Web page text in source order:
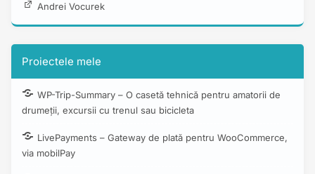
Andrei Vocurek
Proiectele mele
WP-Trip-Summary – O casetă tehnică pentru amatorii de
drumeții, excursii cu trenul sau bicicleta
LivePayments – Gateway de plată pentru WooCommerce,
via mobilPay